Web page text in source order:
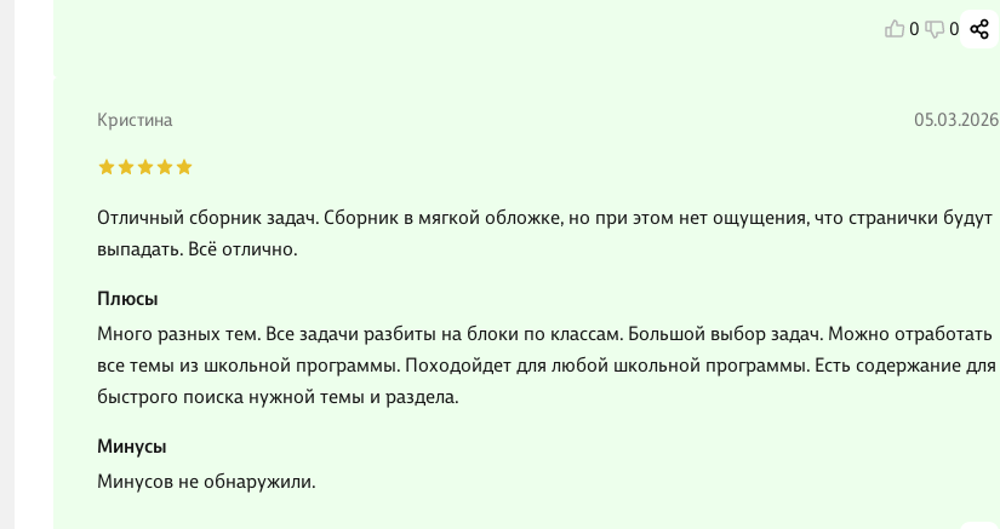
0 0
Кристина 05.03.2026
Отличный сборник задач. Сборник в мягкой обложке, но при этом нет ощущения, что странички будут
выпадать. Всё отлично.
Плюсы
Много разных тем. Все задачи разбиты на блоки по классам. Большой выбор задач. Можно отработать
все темы из школьной программы. Походойдет для любой школьной программы. Есть содержание для
быстрого поиска нужной темы и раздела.
Минусы
Минусов не обнаружили.